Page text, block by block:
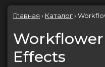
Главная › Каталог›
Workflower
Effects